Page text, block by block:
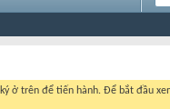
ở trên để tiến hành. Để bắt đầu